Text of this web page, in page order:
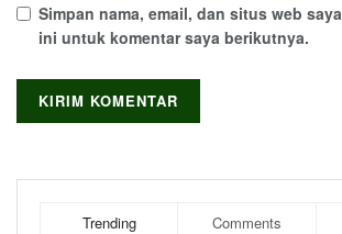
Simpan nama, email, dan situs web
ini untuk komentar saya berikutnya.
Trending Comments